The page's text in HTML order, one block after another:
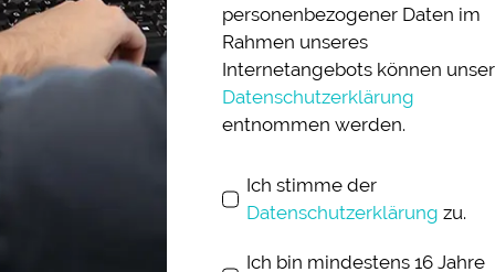
personenbezogener Daten im
Rahmen unseres
Internetangebots können
Datenschutzerklärung
entnommen werden.
Ich stimme der
Datenschutzerklärung zu.
Ich bin mindestens 16 Jahre